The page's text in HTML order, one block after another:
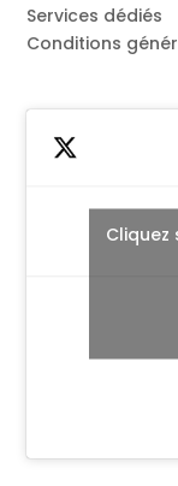
Services dédiés
Conditions
Cliquez